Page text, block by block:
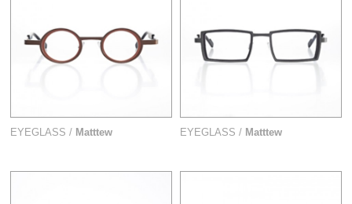
EYEGLASS / Matttew EYEGLASS / Matttew